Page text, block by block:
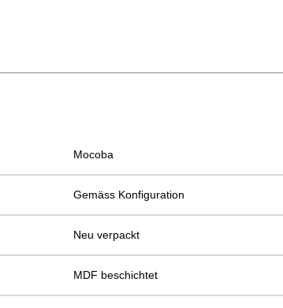
Mocoba
Gemäss Konfiguration
Neu verpackt
MDF beschichtet